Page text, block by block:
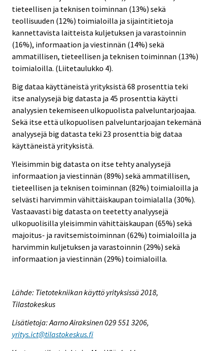
tieteellisen ja teknisen toiminnan (13%) sekä
teollisuuden (12%) toimialoilla ja sijaintitietoja
kannettavista laitteista kuljetuksen ja varastoinnin
(16%), informaation ja viestinnän (14%) sekä
ammatillisen, tieteellisen ja teknisen toiminnan (13%)
toimialoilla. (Liitetaulukko 4).
Big dataa käyttäneistä yrityksistä 68 prosenttia teki
itse analyysejä big datasta ja 45 prosenttia käytti
analyysien tekemiseen ulkopuolista palveluntarjoajaa.
Sekä itse että ulkopuolisen palveluntarjoajan tekemänä
analyysejä big datasta teki 23 prosenttia big dataa
käyttäneistä yrityksistä.
Yleisimmin big datasta on itse tehty analyysejä
informaation ja viestinnän (89%) sekä ammatillisen,
tieteellisen ja teknisen toiminnan (82%) toimialoilla ja
selvästi harvimmin vähittäiskaupan toimialalla (30%).
Vastaavasti big datasta on teetetty analyysejä
ulkopuolisilla yleisimmin vähittäiskaupan (65%) sekä
majoitus- ja ravitsemistoiminnan (62%) toimialoilla ja
harvimmin kuljetuksen ja varastoinnin (29%) sekä
informaation ja viestinnän (29%) toimialoilla.
Lähde: Tietotekniikan käyttö yrityksissä 2018,
Tilastokeskus
Lisätietoja: Aarno Airaksinen 029 551 3206,
yritys.ict@tilastokeskus.fi